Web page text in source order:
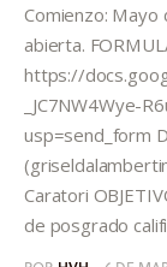
Comienzo:
abierta.
https://
_JC7NW4Wye-
usp=send_form
Caratori
de posgrado